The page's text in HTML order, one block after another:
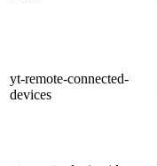
yt-remote-connected-
devices